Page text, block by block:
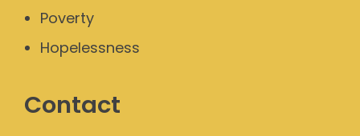
Poverty
Hopelessness
Contact